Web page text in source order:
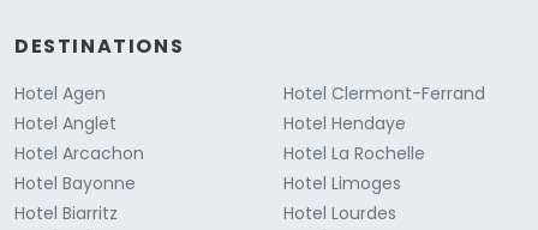
DESTINATIONS
Hotel Agen
Hotel Anglet
Hotel Arcachon
Hotel Bayonne
Hotel Biarritz
Hotel Clermont-Ferrand
Hotel Hendaye
Hotel La Rochelle
Hotel Limoges
Hotel Lourdes